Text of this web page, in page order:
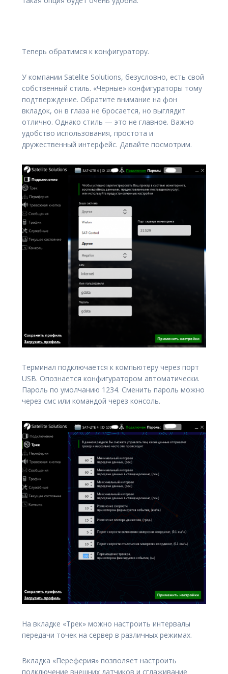
Теперь обратимся к конфигуратору.
У компании Satelite Solutions, безусловно, есть свой
собственный стиль. «Черные» конфигураторы тому
подтверждение. Обратите внимание на фон
вкладок, он в глаза не бросается, но выглядит
отлично. Однако стиль — это не главное. Важно
удобство использования, простота и
дружественный интерфейс. Давайте посмотрим.
Терминал подключается к компьютеру через порт
USB. Опознается конфигуратором автоматически.
Пароль по умолчанию 1234. Сменить пароль можно
через смс или командой через консоль.
На вкладке «Трек» можно настроить интервалы
передачи точек на сервер в различных режимах.
Вкладка «Переферия» позволяет настроить
подключение внешних датчиков и сглаживание